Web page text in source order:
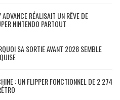
RÉALISAIT UN RÊVE DE
NINTENDO PARTOUT
SA SORTIE AVANT 2028 SEMBLE
: UN FLIPPER FONCTIONNEL DE 2 274